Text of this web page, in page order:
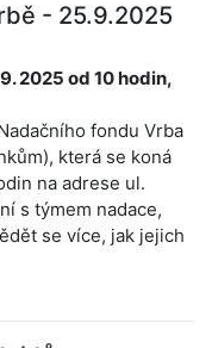
- 25.9.2025
2025 od 10 hodin,
fondu Vrba
která se koná
na adrese ul.
s týmem nadace,
se více, jak jejich